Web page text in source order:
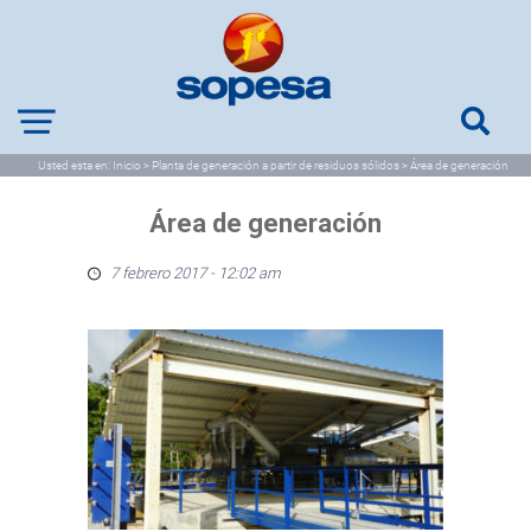
Usted esta en: Inicio > Planta de generación a partir de residuos sólidos> Área de generación
Área de generación
7 febrero 2017 - 12:02 am